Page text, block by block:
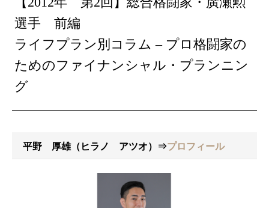
選手 前編
ライフプラン別コラム – プロ格闘家の
ためのファイナンシャル・プランニン
グ
平野 厚雄（ヒラノ アツオ） ⇒プロフィール